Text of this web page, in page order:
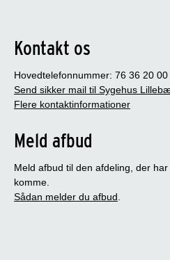
Kontakt os
Hovedtelefonnummer: 76 36 20 00
Send sikker mail til Sygehus
Flere kontaktinformationer
Meld afbud
Meld afbud til den afdeling, der
komme.
Sådan melder du afbud.